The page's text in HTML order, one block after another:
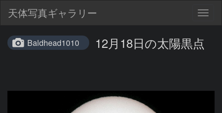
天体写真ギャラリー
Baldhead1010 12月18日の太陽黒点